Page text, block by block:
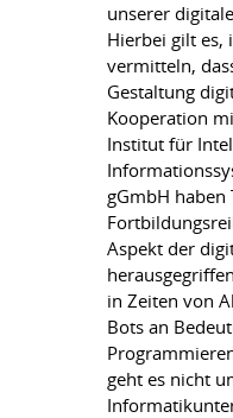
unserer
Hierbei gilt es,
vermitteln,
Gestaltung
Kooperation
Institut für
gGmbH haben
Aspekt der
in Zeiten von
Bots an
geht es nicht